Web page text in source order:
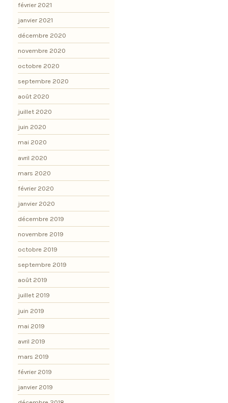
février 2021
janvier 2021
décembre 2020
novembre 2020
octobre 2020
septembre 2020
août 2020
juillet 2020
juin 2020
mai 2020
avril 2020
mars 2020
février 2020
janvier 2020
décembre 2019
novembre 2019
octobre 2019
septembre 2019
août 2019
juillet 2019
juin 2019
mai 2019
avril 2019
mars 2019
février 2019
janvier 2019